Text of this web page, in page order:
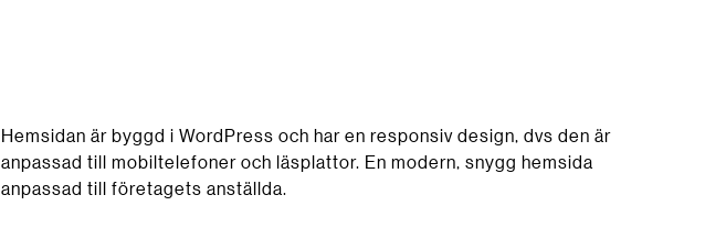
Hemsidan är byggd i WordPress och har en responsiv design, dvs den är
anpassad till mobiltelefoner och läsplattor. En modern, snygg hemsida
anpassad till företagets anställda.